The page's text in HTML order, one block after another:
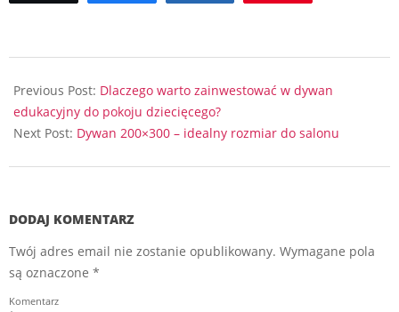
11-
06
Previous Post: Dlaczego warto zainwestować w dywan
edukacyjny do pokoju dziecięcego?
Next Post: Dywan 200×300 – idealny rozmiar do salonu
DODAJ KOMENTARZ
Twój adres email nie zostanie opublikowany. Wymagane pola
są oznaczone *
Komentarz